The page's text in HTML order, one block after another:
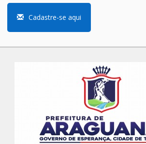
Cadastre-se aqui